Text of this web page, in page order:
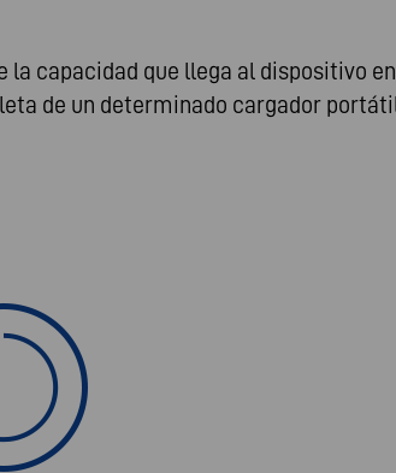
capacidad que llega al dispositivo
de un determinado cargador